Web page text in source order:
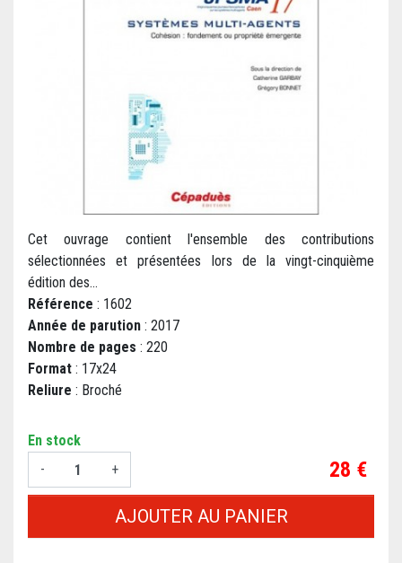
Cet ouvrage contient l'ensemble des contributions
sélectionnées et présentées lors de la vingt-cinquième
édition des...
Référence : 1602
Année de parution : 2017
Nombre de pages : 220
Format : 17x24
Reliure : Broché
En stock
-
+ Prix
28 €
AJOUTER AU PANIER